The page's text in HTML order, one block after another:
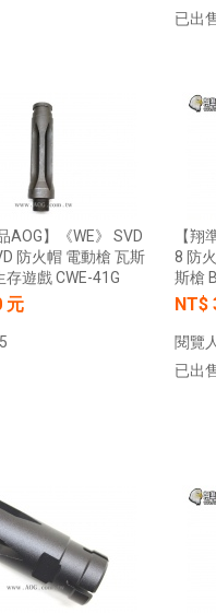
【翔準AOG】S&T M249
NT$5850元
無聲彈匣(盒裝)5入 130連 沙
DAMAG36VTA M4/AR15系
已出
AOG】《WE》 SVD
防火帽 電動槍 瓦斯
存遊戲 CWE-41G
元
【翔
8 防
斯槍
NT$
閱覽
已出